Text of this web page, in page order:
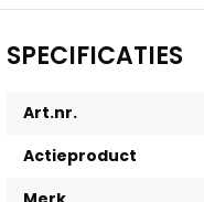
SPECIFICATIES
Art.nr.
Actieproduct